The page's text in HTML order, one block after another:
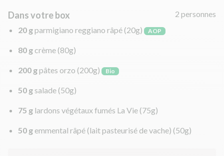
Dans votre box
2 personnes
20 gparmigiano reggiano râpé (20g) AOP
80 g crème (80g)
200 gpâtes orzo (200g) Bio
50 g salade (50g)
75 g lardons végétaux fumés La Vie (75g)
50 g emmental râpé (lait pasteurisé de vache) (50g)